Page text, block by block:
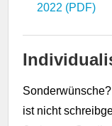
2022 (PDF)
ist nicht